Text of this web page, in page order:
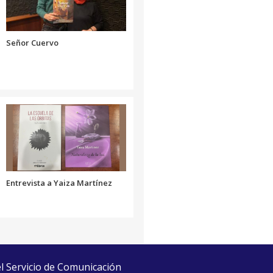
el
volumen.
Señor Cuervo
Entrevista a Yaiza Martínez
de Comunicación